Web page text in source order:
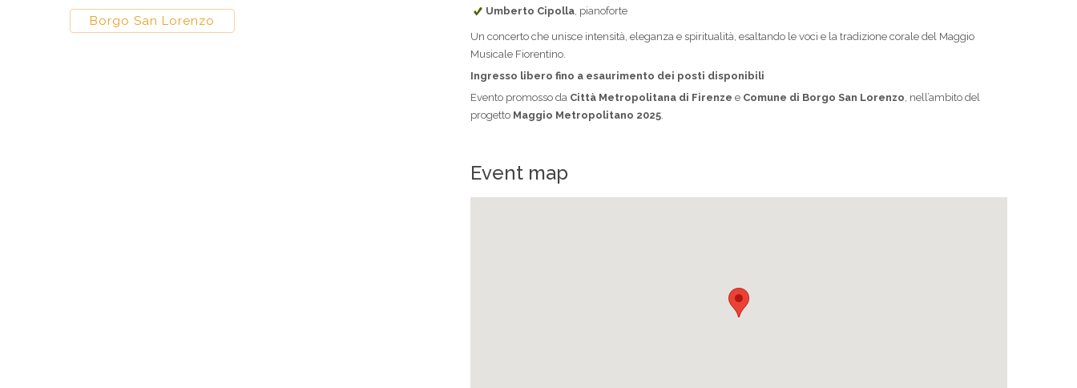
Borgo San Lorenzo
Umberto Cipolla , pianoforte
Un concerto che unisce intensità, eleganza e spiritualità, esaltando le voci e la tradizione corale del Maggio
Musicale Fiorentino.
Ingresso libero fino a esaurimento dei posti disponibili
Evento promosso da Città Metropolitana di Firenze e Comune di Borgo San Lorenzo , nell’ambito del
progetto Maggio Metropolitano 2025
Event map